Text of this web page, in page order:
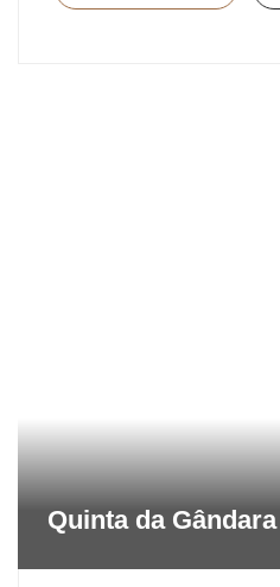
Quinta da Gândara